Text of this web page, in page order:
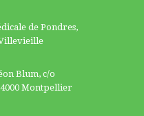
de Pondres,
Villevieille
Blum, c/o
Montpellier